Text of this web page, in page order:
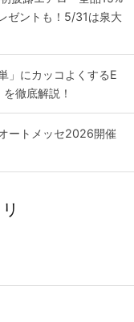
ゼントも！5/31は泉大
」にカッコよくするE
徹底解説！
ートメッセ2026開催